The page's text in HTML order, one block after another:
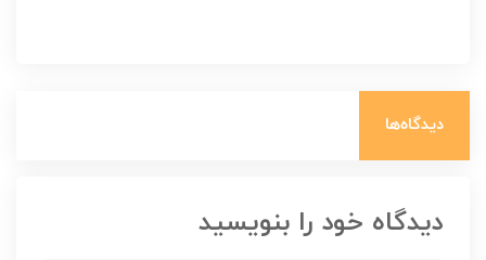
دیدگاه‌ها
دیدگاه خود را بنویسید